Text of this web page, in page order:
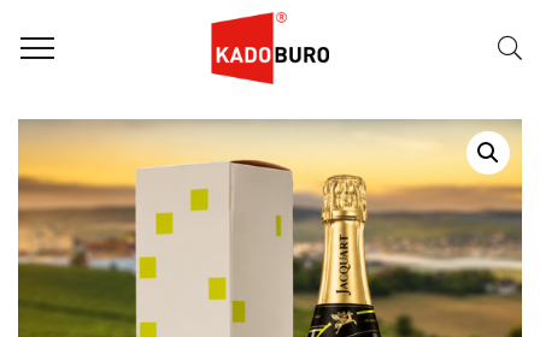
Home
Wijnpakketten
Wijngeschenk – Jacquart Mosaïque Brut